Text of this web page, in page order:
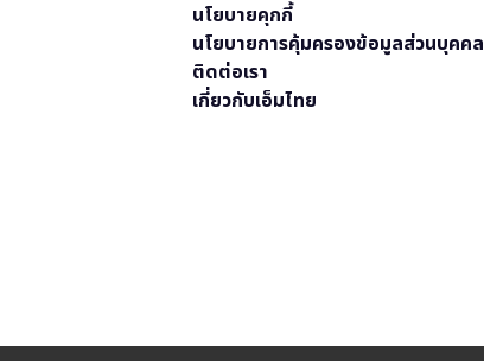
นโยบายคุกกี้
นโยบายการคุ้มครองข้อมูลส่วนบุคคล
ติดต่อเรา
เกี่ยวกับเอ็มไทย